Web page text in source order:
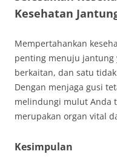
Kesehatan
Mempertahankan
penting menuju jantung
berkaitan, dan satu
Dengan menjaga gusi
melindungi mulut Anda
merupakan organ vital
Kesimpulan